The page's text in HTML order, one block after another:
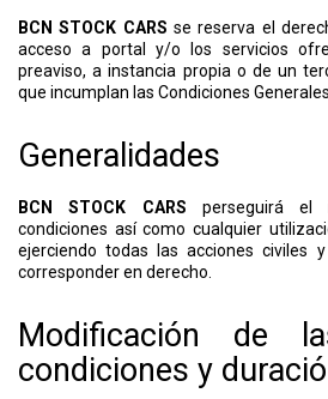
BCN STOCK CARS se reserva el
acceso a portal y/o los servicios
preaviso, a instancia propia o de un
que incumplan las Condiciones Generales
Generalidades
BCN STOCK CARS perseguirá el
condiciones así como cualquier
ejerciendo todas las acciones civiles
corresponder en derecho.
Modificación de
condiciones y